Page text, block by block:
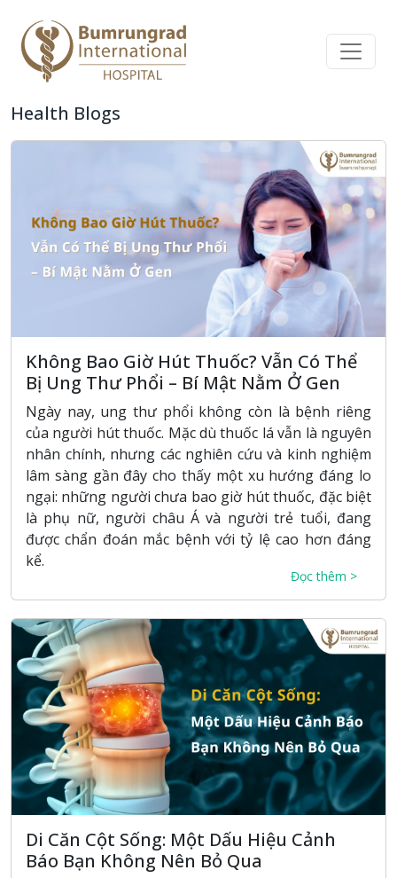
Health Blogs
Không Bao Giờ Hút Thuốc? Vẫn Có Thể
Bị Ung Thư Phổi – Bí Mật Nằm Ở Gen
Ngày nay, ung thư phổi không còn là bệnh riêng
của người hút thuốc. Mặc dù thuốc lá vẫn là nguyên
nhân chính, nhưng các nghiên cứu và kinh nghiệm
lâm sàng gần đây cho thấy một xu hướng đáng lo
ngại: những người chưa bao giờ hút thuốc, đặc biệt
là phụ nữ, người châu Á và người trẻ tuổi, đang
được chẩn đoán mắc bệnh với tỷ lệ cao hơn đáng
kể.
Đọc thêm >
Di Căn Cột Sống: Một Dấu Hiệu Cảnh
Báo Bạn Không Nên Bỏ Qua